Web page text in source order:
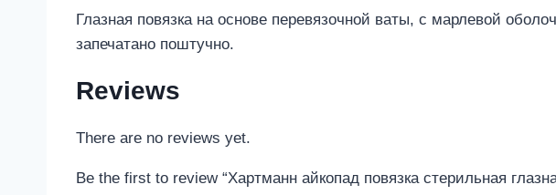
Глазная повязка на основе перевязочной ваты, с марлевой
запечатано поштучно.
Reviews
There are no reviews yet.
Be the first to review “Хартманн айкопад повязка стерильная